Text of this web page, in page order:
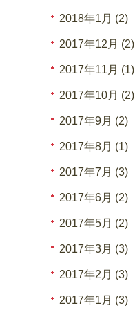
2018年1月 (2)
2017年12月 (2)
2017年11月 (1)
2017年10月 (2)
2017年9月 (2)
2017年8月 (1)
2017年7月 (3)
2017年6月 (2)
2017年5月 (2)
2017年3月 (3)
2017年2月 (3)
2017年1月 (3)